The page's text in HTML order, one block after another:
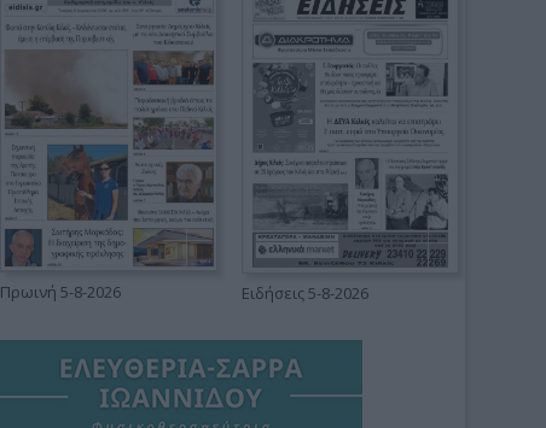
Πρωινή 5-8-2026 Ειδήσεις 5-8-2026